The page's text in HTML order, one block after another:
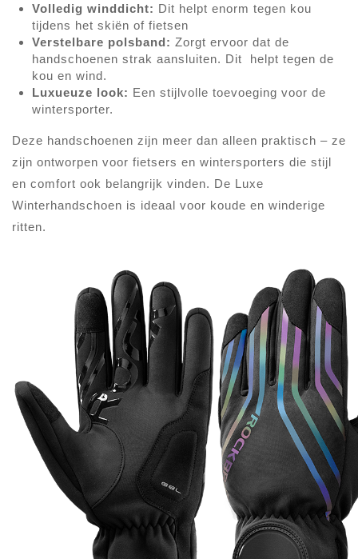
Volledig winddicht: Dit helpt enorm tegen kou
tijdens het skiën of fietsen
Verstelbare polsband: Zorgt ervoor dat de
handschoenen strak aansluiten. Dit helpt tegen de
kou en wind.
Luxueuze look: Een stijlvolle toevoeging voor de
wintersporter.
Deze handschoenen zijn meer dan alleen praktisch – ze
zijn ontworpen voor fietsers en wintersporters die stijl
en comfort ook belangrijk vinden. De Luxe
Winterhandschoen is ideaal voor koude en winderige
ritten.